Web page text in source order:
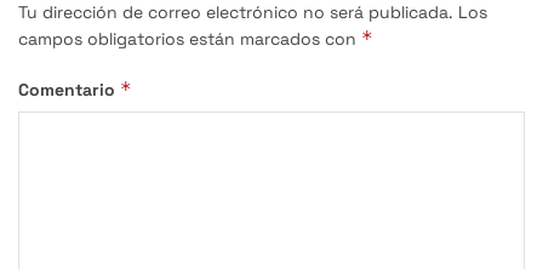
Tu dirección de correo electrónico no será publicada. Los
campos obligatorios están marcados con *
Comentario *